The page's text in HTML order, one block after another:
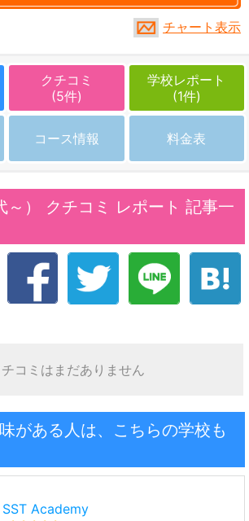
チャート表示
クチコミ
(5件)
学校レポート
(1件)
コース情報 料金表
～） クチコミ レポート 記事一
チコミはまだありません
がある人は、こちらの学校も
SST Academy